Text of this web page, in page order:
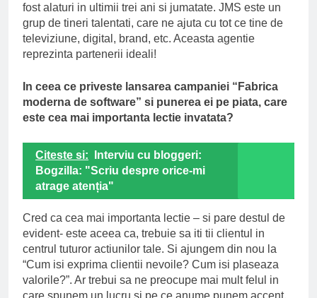
fost alaturi in ultimii trei ani si jumatate. JMS este un
grup de tineri talentati, care ne ajuta cu tot ce tine de
televiziune, digital, brand, etc. Aceasta agentie
reprezinta partenerii ideali!
In ceea ce priveste lansarea campaniei “Fabrica
moderna de software” si punerea ei pe piata, care
este cea mai importanta lectie invatata?
Citeste si:
Interviu cu bloggeri:
Bogzilla: "Scriu despre orice-mi
atrage atenția"
Cred ca cea mai importanta lectie – si pare destul de
evident- este aceea ca, trebuie sa iti tii clientul in
centrul tuturor actiunilor tale. Si ajungem din nou la
“Cum isi exprima clientii nevoile? Cum isi plaseaza
valorile?”. Ar trebui sa ne preocupe mai mult felul in
care spunem un lucru si pe ce anume punem accent.